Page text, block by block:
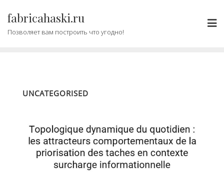
содержимому
fabricahaski.ru
Позволяет вам построить что угодно!
UNCATEGORISED